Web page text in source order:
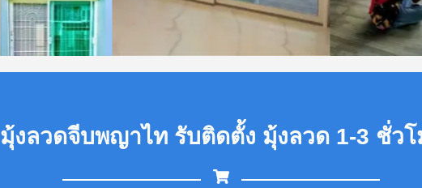
มุ้งลวดจีบพญาไท รับติดตั้ง มุ้งลวด 1-3 ชั่วโ